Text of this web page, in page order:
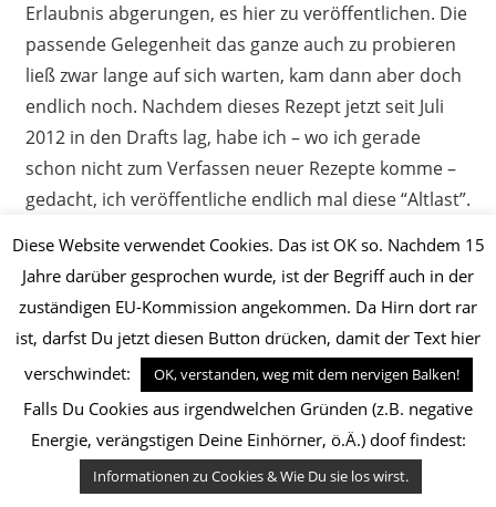
Erlaubnis abgerungen, es hier zu veröffentlichen. Die
passende Gelegenheit das ganze auch zu probieren
ließ zwar lange auf sich warten, kam dann aber doch
endlich noch. Nachdem dieses Rezept jetzt seit Juli
2012 in den Drafts lag, habe ich – wo ich gerade
schon nicht zum Verfassen neuer Rezepte komme –
gedacht, ich veröffentliche endlich mal diese “Altlast”.
READ MORE
SOMMERPASTA TRICOLORE
November 20, 2013 mene Hauptgericht ,
Italienisch,Pasta ,Vegetarisch,Vorspeise
Diese Website verwendet Cookies. Das ist OK so. Nachdem 15
Jahre darüber gesprochen wurde, ist der Begriff auch in der
zuständigen EU-Kommission angekommen. Da Hirn dort rar
ist, darfst Du jetzt diesen Button drücken, damit der Text hier
verschwindet:
OK, verstanden, weg mit dem nervigen Balken!
Falls Du Cookies aus irgendwelchen Gründen (z.B. negative
Energie, verängstigen Deine Einhörner, ö.Ä.) doof findest:
Informationen zu Cookies & Wie Du sie los wirst.